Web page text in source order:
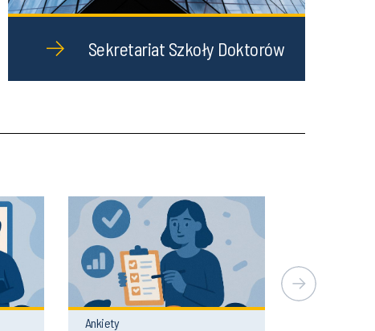
Sekretariat Szkoły Doktorów
Ankiety